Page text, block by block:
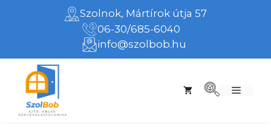
Szolnok, Mártírok útja 57
06-30/685-6040
info@szolbob.hu
Menü